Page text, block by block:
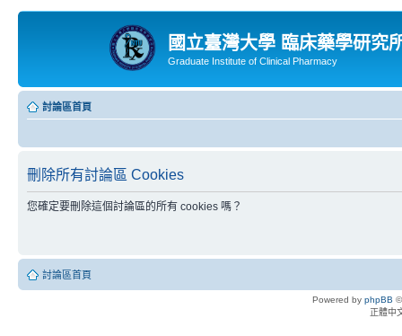
國立臺灣大學 臨床藥學研究
Graduate Institute of Clinical Pharmacy
討論區首頁
刪除所有討論區 Cookies
您確定要刪除這個討論區的所有 cookies 嗎？
討論區首頁
Powered by phpBB
正體中